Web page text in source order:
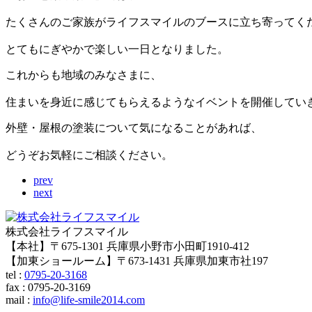
たくさんのご家族がライフスマイルのブースに立ち寄ってく
とてもにぎやかで楽しい一日となりました。
これからも地域のみなさまに、
住まいを身近に感じてもらえるようなイベントを開催してい
外壁・屋根の塗装について気になることがあれば、
どうぞお気軽にご相談ください。
prev
next
株式会社ライフスマイル
【本社】〒675-1301 兵庫県小野市小田町1910-412
【加東ショールーム】〒673-1431 兵庫県加東市社197
tel : 0795-20-3168
fax : 0795-20-3169
mail : info@life-smile2014.com